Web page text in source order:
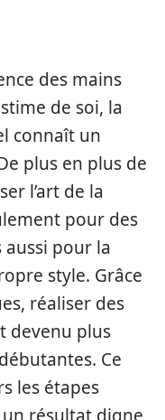
des mains
de soi, la
connaît un
plus en plus de
l’art de la
pour des
aussi pour la
style. Grâce
réaliser des
devenu plus
Ce
les étapes